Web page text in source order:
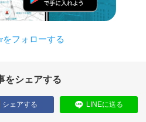
をシェアする
シェアする LINEに送る